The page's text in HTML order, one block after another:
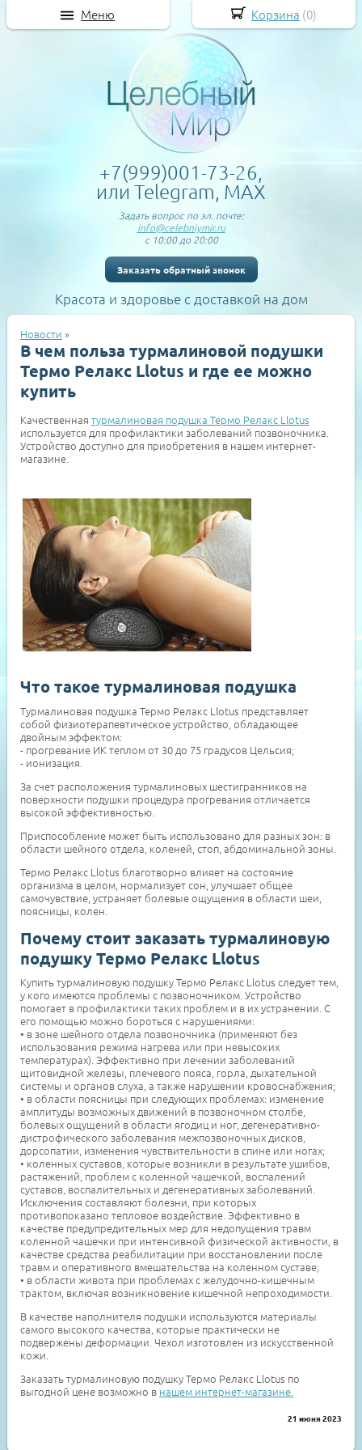
+7(999)001-73-26,
или Telegram, MAX
Задать вопрос по эл. почте:
info@celebniymir.ru
с 10:00 до 20:00
Заказать обратный звонок
Красота и здоровье с доставкой на дом
Новости »
В чем польза турмалиновой подушки
Термо Релакс Llotus и где ее можно
купить
Качественнаятурмалиновая подушка Термо Релакс Llotus
используется для профилактики заболеваний позвоночника.
Устройство доступно для приобретения в нашем интернет-
магазине.
Что такое турмалиновая подушка
Турмалиновая подушка Термо Релакс Llotus представляет
собой физиотерапевтическое устройство, обладающее
двойным эффектом:
- прогревание ИК теплом от 30 до 75 градусов Цельсия;
- ионизация.
За счет расположения турмалиновых шестигранников на
поверхности подушки процедура прогревания отличается
высокой эффективностью.
Приспособление может быть использовано для разных зон: в
области шейного отдела, коленей, стоп, абдоминальной зоны.
Термо Релакс Llotus благотворно влияет на состояние
организма в целом, нормализует сон, улучшает общее
самочувствие, устраняет болевые ощущения в области шеи,
поясницы, колен.
Почему стоит заказать турмалиновую
подушку Термо Релакс Llotus
Купить турмалиновую подушку Термо Релакс Llotus следует тем,
у кого имеются проблемы с позвоночником. Устройство
помогает в профилактики таких проблем и в их устранении. С
его помощью можно бороться с нарушениями:
• в зоне шейного отдела позвоночника (применяют без
использования режима нагрева или при невысоких
температурах). Эффективно при лечении заболеваний
щитовидной железы, плечевого пояса, горла, дыхательной
системы и органов слуха, а также нарушении кровоснабжения;
• в области поясницы при следующих проблемах: изменение
амплитуды возможных движений в позвоночном столбе,
болевых ощущений в области ягодиц и ног, дегенеративно-
дистрофического заболевания межпозвоночных дисков,
дорсопатии, изменения чувствительности в спине или ногах;
• коленных суставов, которые возникли в результате ушибов,
растяжений, проблем с коленной чашечкой, воспалений
суставов, воспалительных и дегенеративных заболеваний.
Исключения составляют болезни, при которых
противопоказано тепловое воздействие. Эффективно в
качестве предупредительных мер для недопущения травм
коленной чашечки при интенсивной физической активности, в
качестве средства реабилитации при восстановлении после
травм и оперативного вмешательства на коленном суставе;
• в области живота при проблемах с желудочно-кишечным
трактом, включая возникновение кишечной непроходимости.
В качестве наполнителя подушки используются материалы
самого высокого качества, которые практически не
подвержены деформации. Чехол изготовлен из искусственной
кожи.
Заказать турмалиновую подушку Термо Релакс Llotus по
выгодной цене возможно в нашем интернет-магазине.
21 июня 2023
Корзина (0)
Меню